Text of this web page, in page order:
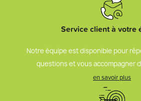
Service client à votre
Notre équipe est disponible pour
questions et vous accompagner
en savoir plus